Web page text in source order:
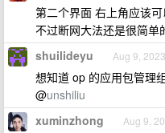
第二个界面 右上角应该
不过断网大法还是很简单
shuilideyu Aug 9,
想知道 op 的应用包管理
@unshiliu
xuminzhong Aug 9,